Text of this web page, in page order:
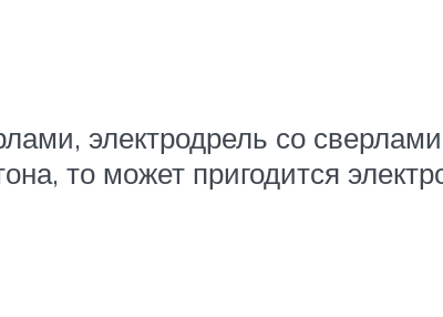
электродрель со
то может пригодится